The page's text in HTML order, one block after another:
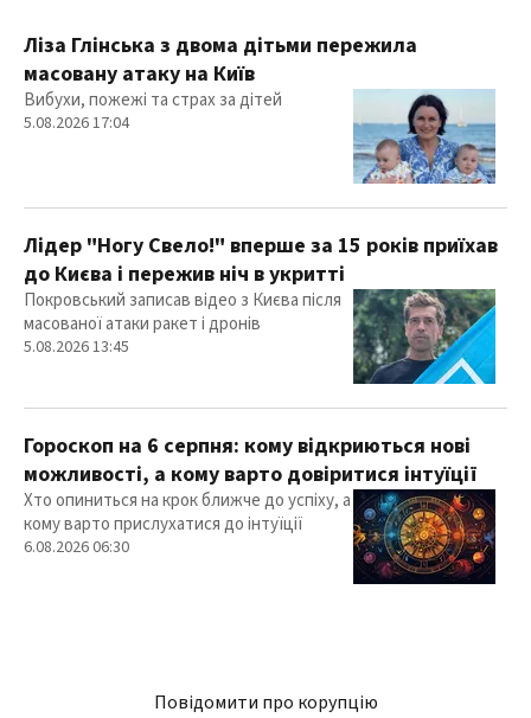
Ліза Глінська з двома дітьми пережила
масовану атаку на Київ
Вибухи, пожежі та страх за дітей
5.08.2026 17:04
Лідер "Ногу Свело!" вперше за 15 років приїхав
до Києва і пережив ніч в укритті
Покровський записав відео з Києва після
масованої атаки ракет і дронів
5.08.2026 13:45
Гороскоп на 6 серпня: кому відкриються нові
можливості, а кому варто довіритися інтуїції
Хто опиниться на крок ближче до успіху, а
кому варто прислухатися до інтуїції
6.08.2026 06:30
Повідомити про корупцію